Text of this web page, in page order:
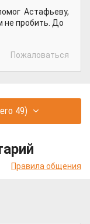
Астафьеву,
не пробить. До
Пожаловаться
49)
Правила общения